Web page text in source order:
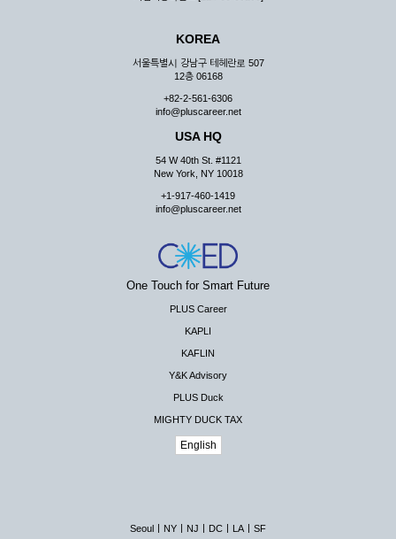
KOREA
서울특별시 강남구 테헤란로 507
12층 06168
+82-2-561-6306
info@pluscareer.net
USA HQ
54 W 40th St. #1121
New York, NY 10018
+1-917-460-1419
info@pluscareer.net
One Touch for Smart Future
PLUS Career
KAPLI
KAFLIN
Y&K Advisory
PLUS Duck
MIGHTY DUCK TAX
English
Seoul NY NJ DC LA SF